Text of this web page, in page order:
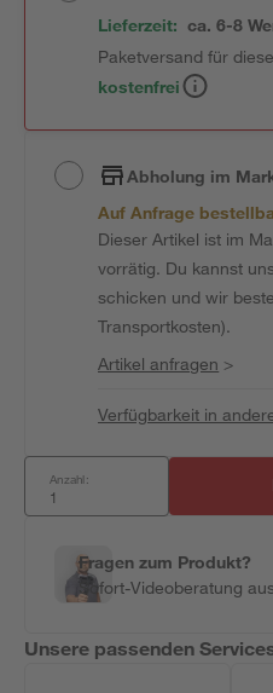
Lieferzeit: ca. 6-8
Paketversand für
kostenfrei
Abholung im
Auf Anfrage
Dieser Artikel ist im
vorrätig. Du kannst
schicken und wir
Transportkosten).
Artikel anfragen >
Verfügbarkeit in
Anzahl:
Fragen zum Produkt?
Sofort-Videoberatung
Unsere passenden